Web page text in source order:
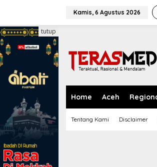
a
t
i
k
e
Kamis, 6 Agustus 2026
Home Aceh
Tentang Kami Disclaimer
tutup